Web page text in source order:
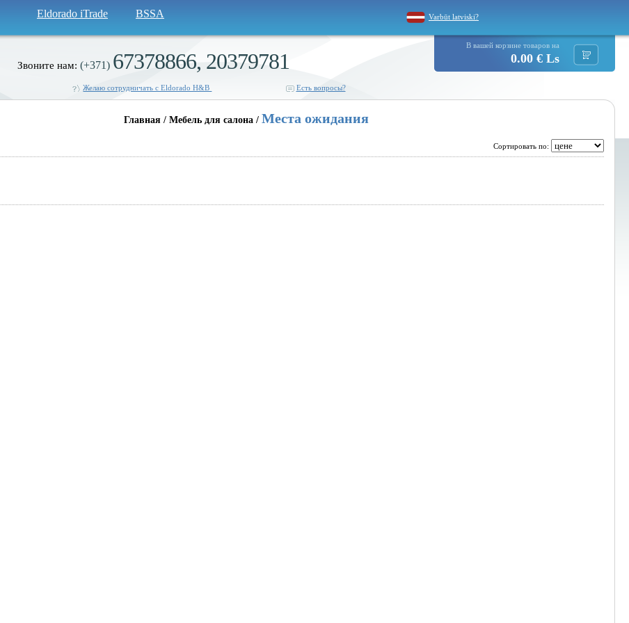
Eldorado iTrade BSSA Varbūt latviski?
В вашей корзине товаров на
0.00 € Ls
Звоните нам: (+371) 67378866, 20379781
Желаю сотрудничать с Eldorado H&B Есть вопросы?
Главная / Мебель для салона / Места ожидания
Сортировать по: